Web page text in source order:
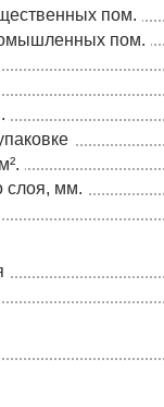
пом.
пом.
слоя, мм.